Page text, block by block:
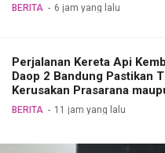
BERITA 6 jam yang lalu
Perjalanan Kereta Api
Daop 2 Bandung Pastikan
Kerusakan Prasarana
Operasional Pasca Gempa
BERITA 11 jam yang lalu